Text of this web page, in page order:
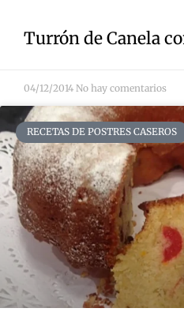
Turrón de Canela
04/12/2014 No hay comentarios
RECETAS DE POSTRES CASEROS